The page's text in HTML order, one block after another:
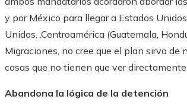
y por México para llegar a Estados
Unidos. .Centroamérica (Guatemala,
Migraciones, no cree que el plan sirva
cosas que no tienen que ver
Abandona la lógica de la detención